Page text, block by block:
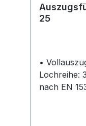
25
•
Lochreihe: 32 mm, •
nach EN